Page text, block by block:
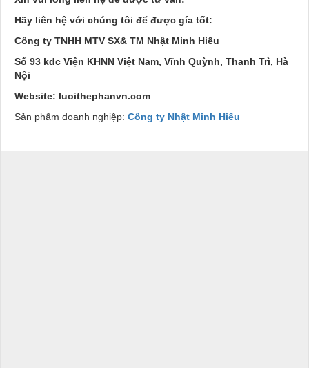
Hãy liên hệ với chúng tôi để được gía tốt:
Công ty TNHH MTV SX& TM Nhật Minh Hiếu
Số 93 kdc Viện KHNN Việt Nam, Vĩnh Quỳnh, Thanh Trì, Hà
Nội
Website: luoithephanvn.com
Sản phẩm doanh nghiệp: Công ty Nhật Minh Hiếu